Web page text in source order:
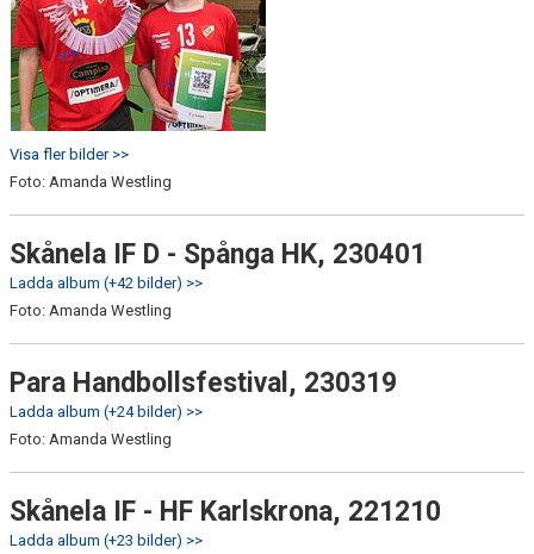
Visa fler bilder >>
Foto: Amanda Westling
Skånela IF D - Spånga HK, 230401
Ladda album (+42 bilder) >>
Foto: Amanda Westling
Para Handbollsfestival, 230319
Ladda album (+24 bilder) >>
Foto: Amanda Westling
Skånela IF - HF Karlskrona, 221210
Ladda album (+23 bilder) >>